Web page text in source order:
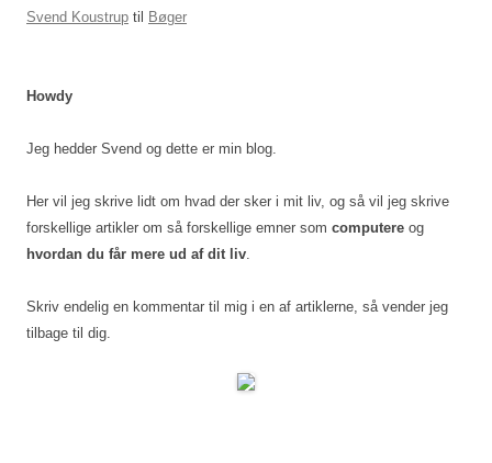
Svend Koustrup til Bøger
Howdy
Jeg hedder Svend og dette er min blog.
Her vil jeg skrive lidt om hvad der sker i mit liv, og så vil jeg skrive
forskellige artikler om så forskellige emner som computere og
hvordan du får mere ud af dit liv
Skriv endelig en kommentar til mig i en af artiklerne, så vender jeg
tilbage til dig.